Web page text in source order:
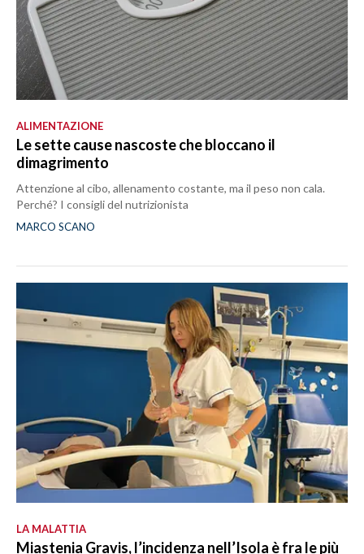
ALIMENTAZIONE
Le sette cause nascoste che bloccano il
dimagrimento
Attenzione al cibo, allenamento costante, ma il peso non cala.
Perché? I consigli del nutrizionista
MARCO SCANO
LA MALATTIA
Miastenia Gravis, l’incidenza nell’Isola è fra le più